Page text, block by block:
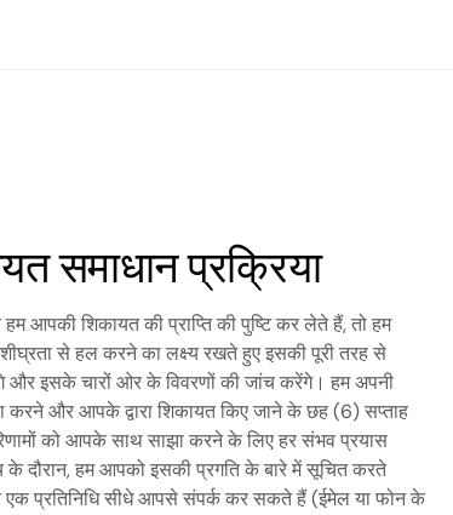
समाधान प्रक्रिया
आपकी शिकायत की प्राप्ति की पुष्टि कर लेते हैं, तो हम
से हल करने का लक्ष्य रखते हुए इसकी पूरी तरह से
और इसके चारों ओर के विवरणों की जांच करेंगे। हम अपनी
करने और आपके द्वारा शिकायत किए जाने के छह (6) सप्ताह
को आपके साथ साझा करने के लिए हर संभव प्रयास
दौरान, हम आपको इसकी प्रगति के बारे में सूचित करते
एक प्रतिनिधि सीधे आपसे संपर्क कर सकते हैं (ईमेल या फोन के